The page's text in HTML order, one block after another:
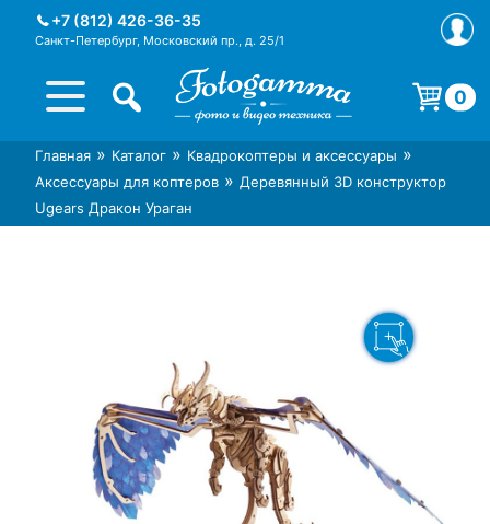
+7 (812) 426-36-35
Санкт-Петербург, Московский пр., д. 25/1
Интернет-магазин фототехники
Foto-Gamma в СПб
Магазин фотоаксессуаров foto-
gamma.ru
0
Корзина пуста.
Главная » Каталог » Квадрокоптеры и аксессуары »
Аксессуары для коптеров » Деревянный 3D конструктор
Ugears Дракон Ураган